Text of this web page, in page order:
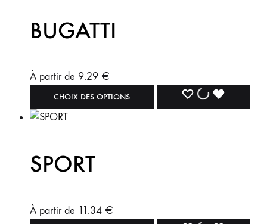
BUGATTI
À partir de 9.29 €
CHOIX DES OPTIONS
SPORT
À partir de 11.34 €